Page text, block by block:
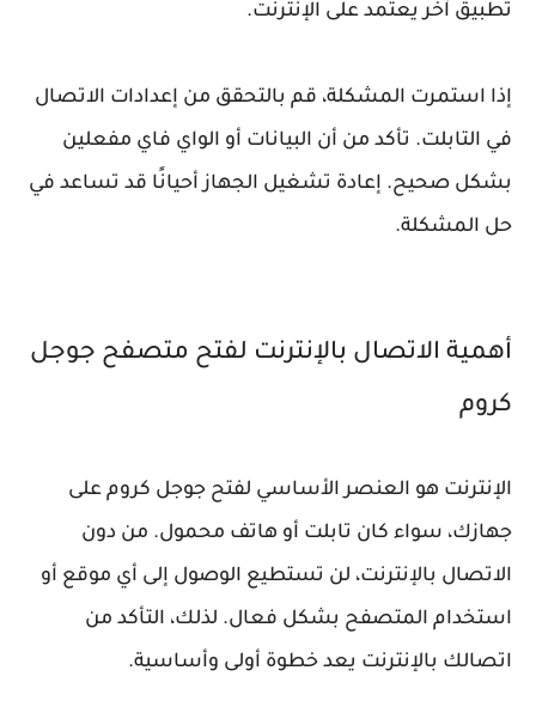
تطبيق آخر يعتمد على الإنترنت.
إذا استمرت المشكلة، قم بالتحقق من إعدادات الاتصال
في التابلت. تأكد من أن البيانات أو الواي فاي مفعلين
بشكل صحيح. إعادة تشغيل الجهاز أحيانًا قد تساعد في
حل المشكلة.
أهمية الاتصال بالإنترنت لفتح متصفح جوجل
كروم
الإنترنت هو العنصر الأساسي لفتح جوجل كروم على
جهازك، سواء كان تابلت أو هاتف محمول. من دون
الاتصال بالإنترنت، لن تستطيع الوصول إلى أي موقع أو
استخدام المتصفح بشكل فعال. لذلك، التأكد من
اتصالك بالإنترنت يعد خطوة أولى وأساسية.